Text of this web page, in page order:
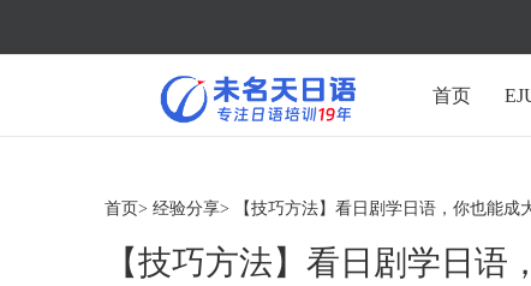
首页
首页> 经验分享> 【技巧方法】看日剧学日语，你也能成
【技巧方法】看日剧学日语